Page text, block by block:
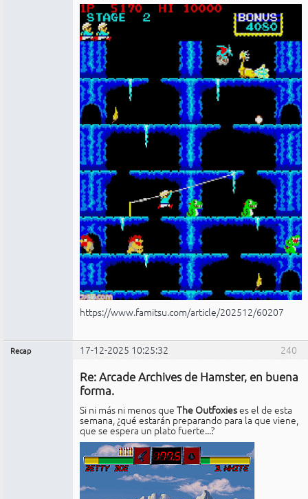
https://www.famitsu.com/article/202512/60207
240
Recap 17-12-2025 10:25:32
Re: Arcade Archives de Hamster, en buena
forma.
Si ni más ni menos que The Outfoxieses el de esta
semana, ¿qué estarán preparando para la que viene,
que se espera un plato fuerte...?